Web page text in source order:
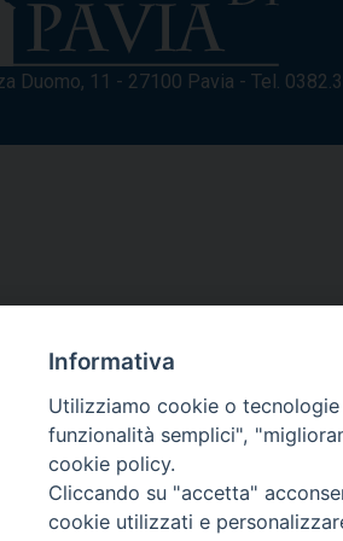
Duomo, 11 - 27100 Pavia - Tel.
Informativa
Utilizziamo cookie o
funzionalità semplici",
cookie policy.
Cliccando su "accetta"
cookie utilizzati e